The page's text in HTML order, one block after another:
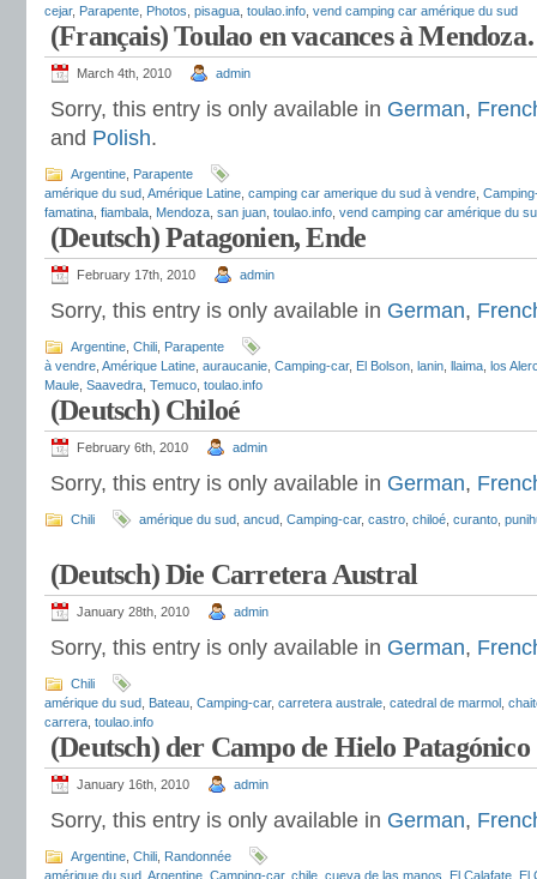
cejar, Parapente Photos pisagua toulao.info vend camping car amérique du sud
(Français) Toulao en vacances à
March 4th, 2010 admin
Sorry, this entry is only available in German,
and Polish.
Argentine Parapente
amérique du sud Amérique Latine camping car amerique du sud à vendre
famatina fiambala Mendoza san juan toulao.info vend camping car amérique du
(Deutsch) Patagonien, Ende
February 17th, 2010 admin
Sorry, this entry is only available in German,
Argentine Chili Parapente
à vendre Amérique Latine auraucanie Camping-car, El Bolson lanin llaima los
Maule Saavedra Temuco toulao.info
(Deutsch) Chiloé
February 6th, 2010 admin
Sorry, this entry is only available in German,
Chili amérique du sud ancud Camping-car, castro chiloé curanto
(Deutsch) Die Carretera Austral
January 28th, 2010 admin
Sorry, this entry is only available in German,
Chili
amérique du sud Bateau Camping-car, carretera australe catedral de marmol
carrera toulao.info
(Deutsch) der Campo de Hielo Patagónico
January 16th, 2010 admin
Sorry, this entry is only available in German,
Argentine Chili Randonnée
amérique du sud Argentine Camping-car, chile cueva de las manos El Calafate El